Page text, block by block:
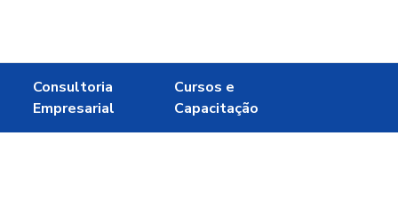
Consultoria
Empresarial
Cursos e
Capacitação